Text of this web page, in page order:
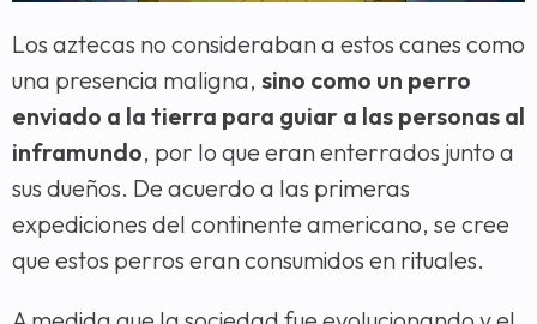
Los aztecas no consideraban a estos canes como
una presencia maligna, sino como un perro
enviado a la tierra para guiar a las personas al
inframundo, por lo que eran enterrados junto a
sus dueños. De acuerdo a las primeras
expediciones del continente americano, se cree
que estos perros eran consumidos en rituales.